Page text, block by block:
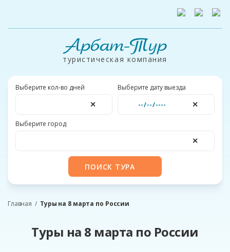
Арбат-Тур
туристическая компания
Выберите кол-во дней
✕
Выберите дату выезда
✕
Выберите город
✕
ПОИСК ТУРА
Главная Туры на 8 марта по России
Туры на 8 марта по России